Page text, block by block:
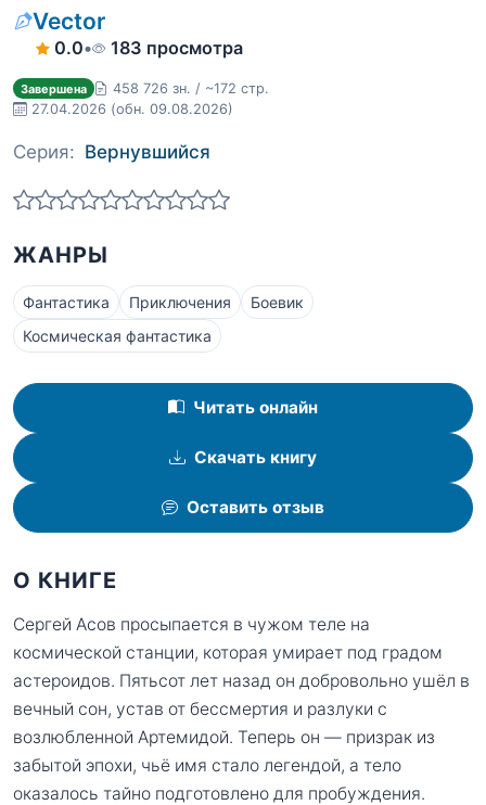
Vector
0.0• 183 просмотра
Завершена
458 726 зн. / ~172 стр.
27.04.2026 (обн. 09.08.2026)
Серия: Вернувшийся
ЖАНРЫ
Фантастика Приключения
Боевик
Космическая фантастика
Читать онлайн
Скачать книгу
Оставить отзыв
О КНИГЕ
Сергей Асов просыпается в чужом теле на
космической станции, которая умирает под градом
астероидов. Пятьсот лет назад он добровольно ушёл в
вечный сон, устав от бессмертия и разлуки с
возлюбленной Артемидой. Теперь он — призрак из
забытой эпохи, чьё имя стало легендой, а тело
оказалось тайно подготовлено для пробуждения.